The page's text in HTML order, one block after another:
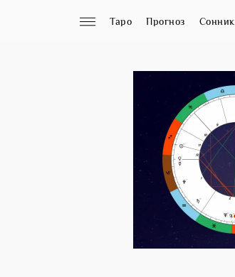
Таро Прогноз Сонник